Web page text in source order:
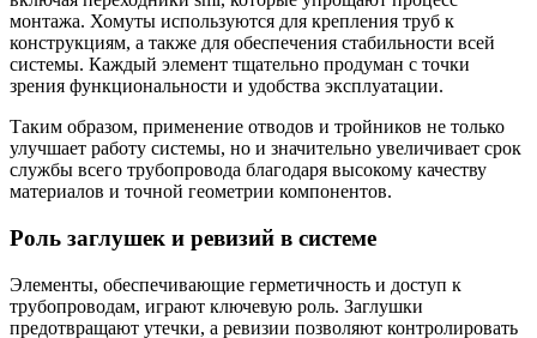
монтажа. Хомуты используются для крепления труб к
конструкциям, а также для обеспечения стабильности всей
системы. Каждый элемент тщательно продуман с точки
зрения функциональности и удобства эксплуатации.
Таким образом, применение отводов и тройников не только
улучшает работу системы, но и значительно увеличивает срок
службы всего трубопровода благодаря высокому качеству
материалов и точной геометрии компонентов.
Роль заглушек и ревизий в системе
Элементы, обеспечивающие герметичность и доступ к
трубопроводам, играют ключевую роль. Заглушки
предотвращают утечки, а ревизии позволяют контролировать